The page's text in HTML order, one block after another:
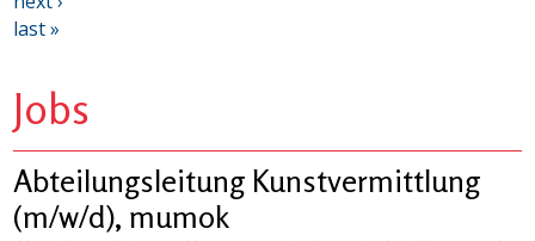
last »
Jobs
Abteilungsleitung Kunstvermittlung
(m/w/d), mumok